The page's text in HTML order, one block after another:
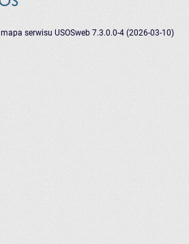
mapa serwisu USOSweb 7.3.0.0-4 (2026-03-10)